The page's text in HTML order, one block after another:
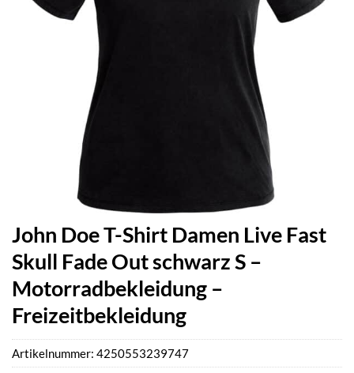
John Doe T-Shirt Damen Live Fast
Skull Fade Out schwarz S –
Motorradbekleidung –
Freizeitbekleidung
Artikelnummer: 4250553239747